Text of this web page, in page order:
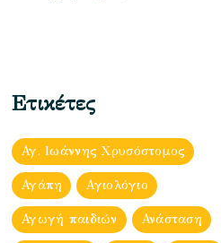
Ετικέτες
Αγ. Ιωάννης Χρυσόστομος
Αγάπη Αγιολόγιο
Αγωγή παιδιών Ανάσταση